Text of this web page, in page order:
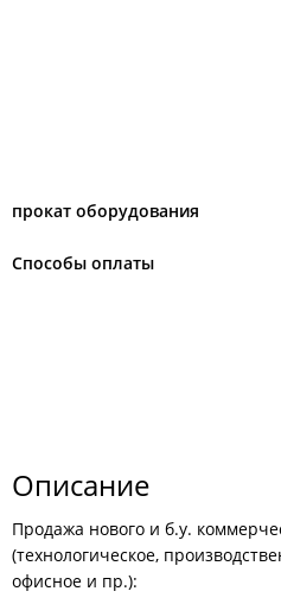
прокат оборудования
Способы оплаты
Описание
Продажа нового и б.у.
(технологическое,
офисное и пр.):